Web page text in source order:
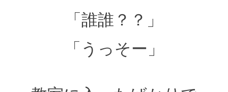
「誰誰？？」
「うっそー」